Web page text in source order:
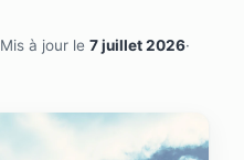
Mis à jour le 7 juillet 2026·